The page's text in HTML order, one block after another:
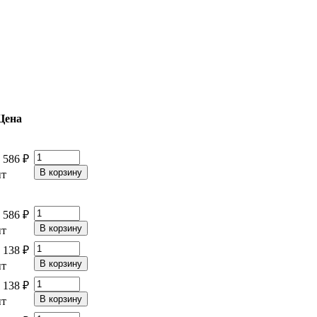
586 ₽
586 ₽
138 ₽
138 ₽